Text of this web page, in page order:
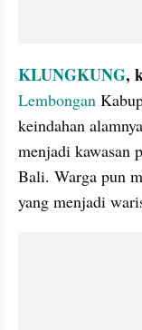
KLUNGKUNG,
Lembongan
keindahan
menjadi kawasan
Bali. Warga pun
yang menjadi